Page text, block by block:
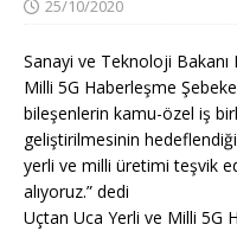
25/10/2020
Sanayi ve Teknoloji
Milli 5G Haberleşme
bileşenlerin kamu-özel iş
geliştirilmesinin
yerli ve milli üretimi teşvik
alıyoruz.” dedi
Uçtan Uca Yerli ve Milli 5G